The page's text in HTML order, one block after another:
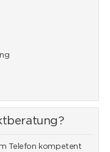
Telefon kompetent